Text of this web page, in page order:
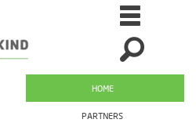
HOME
PARTNERS